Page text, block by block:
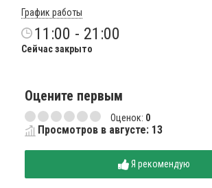
График работы
11:00 - 21:00
Сейчас закрыто
Оцените первым
Оценок: 0
Просмотров в августе: 13
Я рекомендую